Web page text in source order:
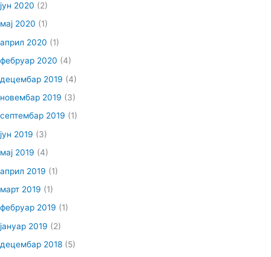
јун 2020 (2)
мај 2020 (1)
април 2020 (1)
фебруар 2020 (4)
децембар 2019 (4)
новембар 2019 (3)
септембар 2019 (1)
јун 2019 (3)
мај 2019 (4)
април 2019 (1)
март 2019 (1)
фебруар 2019 (1)
јануар 2019 (2)
децембар 2018 (5)